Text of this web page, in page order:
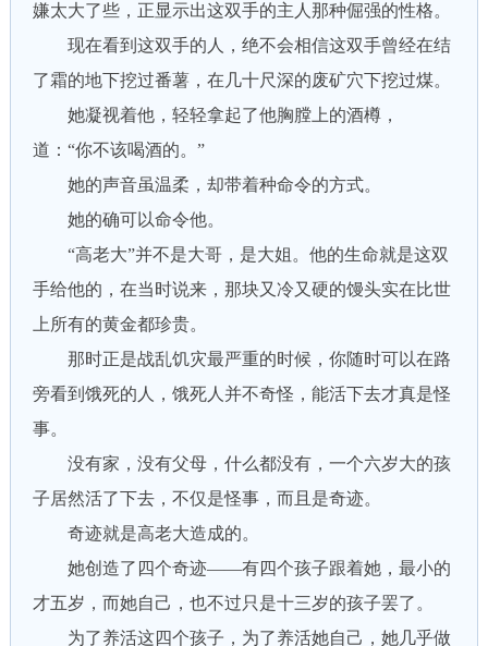
嫌太大了些，正显示出这双手的主人那种倔强的性格。
现在看到这双手的人，绝不会相信这双手曾经在结
了霜的地下挖过番薯，在几十尺深的废矿穴下挖过煤。
她凝视着他，轻轻拿起了他胸膛上的酒樽，
道：“你不该喝酒的。”
她的声音虽温柔，却带着种命令的方式。
她的确可以命令他。
“高老大”并不是大哥，是大姐。他的生命就是这双
手给他的，在当时说来，那块又冷又硬的馒头实在比世
上所有的黄金都珍贵。
那时正是战乱饥灾最严重的时候，你随时可以在路
旁看到饿死的人，饿死人并不奇怪，能活下去才真是怪
事。
没有家，没有父母，什么都没有，一个六岁大的孩
子居然活了下去，不仅是怪事，而且是奇迹。
奇迹就是高老大造成的。
她创造了四个奇迹——有四个孩子跟着她，最小的
才五岁，而她自己，也不过只是十三岁的孩子罢了。
为了养活这四个孩子，为了养活她自己，她几乎做